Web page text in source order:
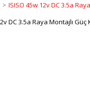
ISISO 45w 12v DC 3.5a